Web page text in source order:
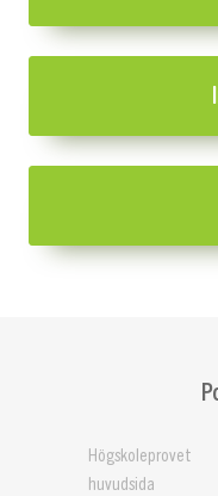
Högskoleprovet
huvudsida